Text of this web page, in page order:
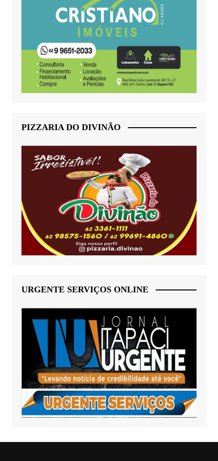
PIZZARIA DO DIVINÃO
URGENTE SERVIÇOS ONLINE